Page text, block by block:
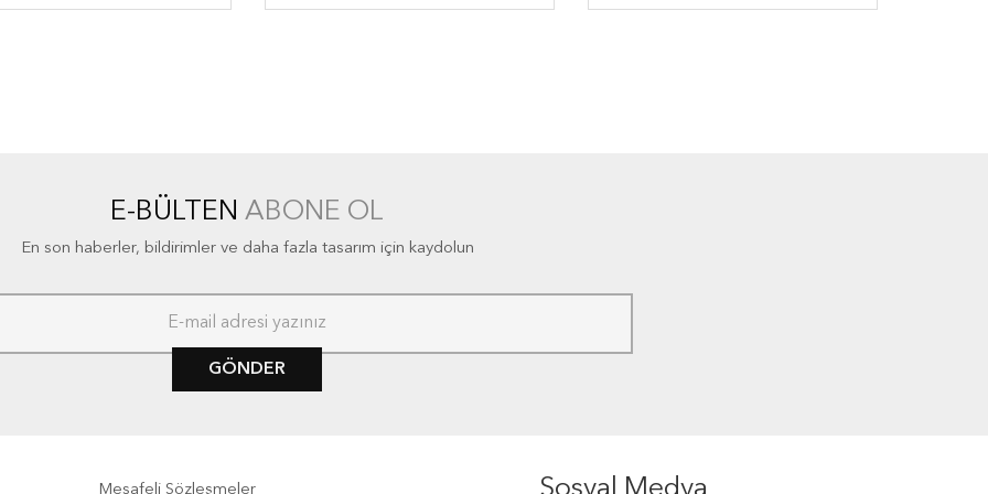
E-BÜLTEN ABONE OL
En son haberler, bildirimler ve daha fazla tasarım için kaydolun
GÖNDER
Mesafeli Sözleşmeler